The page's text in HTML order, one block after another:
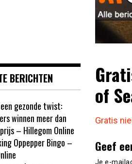
of
Gratis
Geef
Je e-
BERICHTEN
gezonde twist:
winnen meer dan
– Hillegom Online
Oppepper Bingo –